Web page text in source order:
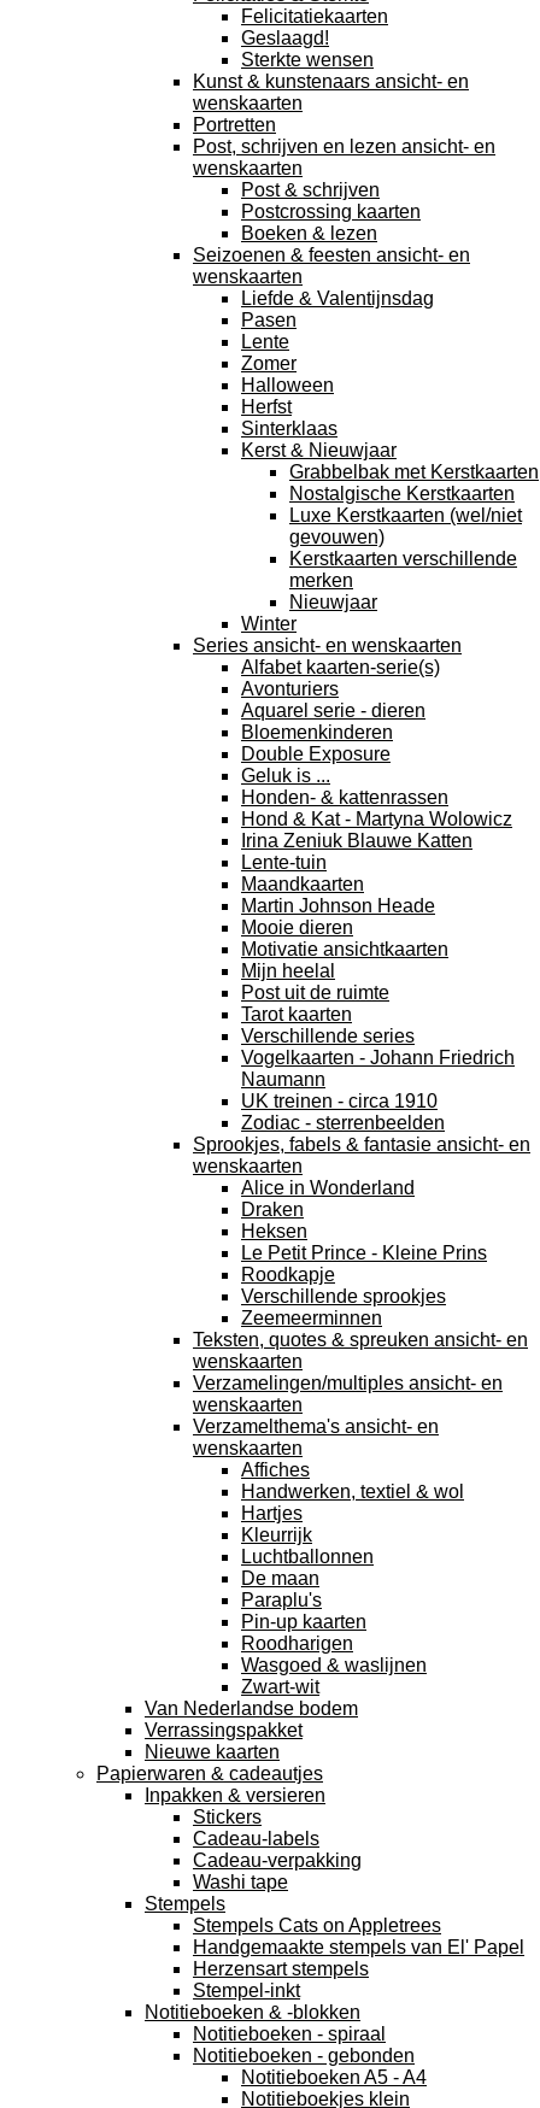
Felicitatiekaarten
Geslaagd!
Sterkte wensen
Kunst & kunstenaars ansicht- en
wenskaarten
Portretten
Post, schrijven en lezen ansicht- en
wenskaarten
Post & schrijven
Postcrossing kaarten
Boeken & lezen
Seizoenen & feesten ansicht- en
wenskaarten
Liefde & Valentijnsdag
Pasen
Lente
Zomer
Halloween
Herfst
Sinterklaas
Kerst & Nieuwjaar
Grabbelbak met Kerstkaarten
Nostalgische Kerstkaarten
Luxe Kerstkaarten (wel/niet
gevouwen)
Kerstkaarten verschillende
merken
Nieuwjaar
Winter
Series ansicht- en wenskaarten
Alfabet kaarten-serie(s)
Avonturiers
Aquarel serie - dieren
Bloemenkinderen
Double Exposure
Geluk is ...
Honden- & kattenrassen
Hond & Kat - Martyna Wolowicz
Irina Zeniuk Blauwe Katten
Lente-tuin
Maandkaarten
Martin Johnson Heade
Mooie dieren
Motivatie ansichtkaarten
Mijn heelal
Post uit de ruimte
Tarot kaarten
Verschillende series
Vogelkaarten - Johann Friedrich
Naumann
UK treinen - circa 1910
Zodiac - sterrenbeelden
Sprookjes, fabels & fantasie ansicht- en
wenskaarten
Alice in Wonderland
Draken
Heksen
Le Petit Prince - Kleine Prins
Roodkapje
Verschillende sprookjes
Zeemeerminnen
Teksten, quotes & spreuken ansicht- en
wenskaarten
Verzamelingen/multiples ansicht- en
wenskaarten
Verzamelthema's ansicht- en
wenskaarten
Affiches
Handwerken, textiel & wol
Hartjes
Kleurrijk
Luchtballonnen
De maan
Paraplu's
Pin-up kaarten
Roodharigen
Wasgoed & waslijnen
Zwart-wit
Van Nederlandse bodem
Verrassingspakket
Nieuwe kaarten
Papierwaren & cadeautjes
Inpakken & versieren
Stickers
Cadeau-labels
Cadeau-verpakking
Washi tape
Stempels
Stempels Cats on Appletrees
Handgemaakte stempels van El' Papel
Herzensart stempels
Stempel-inkt
Notitieboeken & -blokken
Notitieboeken - spiraal
Notitieboeken - gebonden
Notitieboeken A5 - A4
Notitieboekjes klein